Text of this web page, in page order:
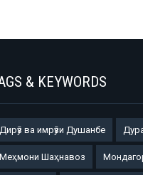
& KEYWORDS
ва имрӯзи Душанбе
Шаҳнавоз